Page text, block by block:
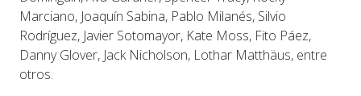
Marciano, Joaquín Sabina, Pablo Milanés, Silvio
Rodríguez, Javier Sotomayor, Kate Moss, Fito Páez,
Danny Glover, Jack Nicholson, Lothar Matthäus, entre
otros.